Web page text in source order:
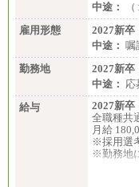
中途：
雇用形態
2027新卒
中途： 嘱
勤務地
2027新卒
中途： 応
給与
2027新卒
全職種共
月給
※採用選
※勤務地